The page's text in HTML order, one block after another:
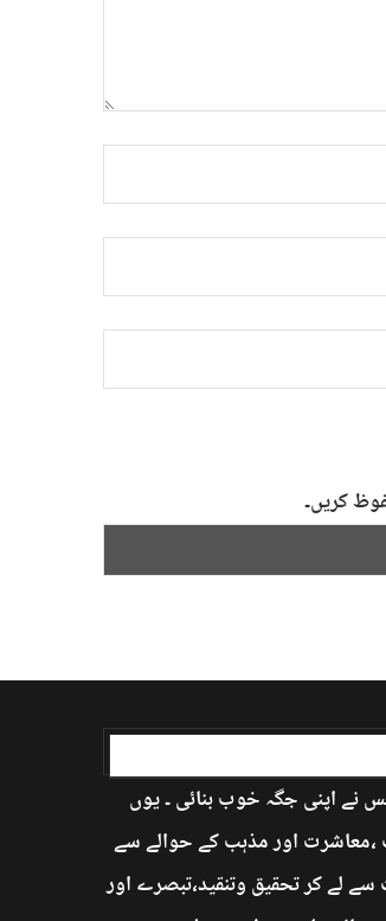
کریں۔
نے اپنی جگہ خوب بنائی ۔ یوں
،معاشرت اور مذہب کے حوالے سے
لے کر تحقیق وتنقید،تبصرے اور